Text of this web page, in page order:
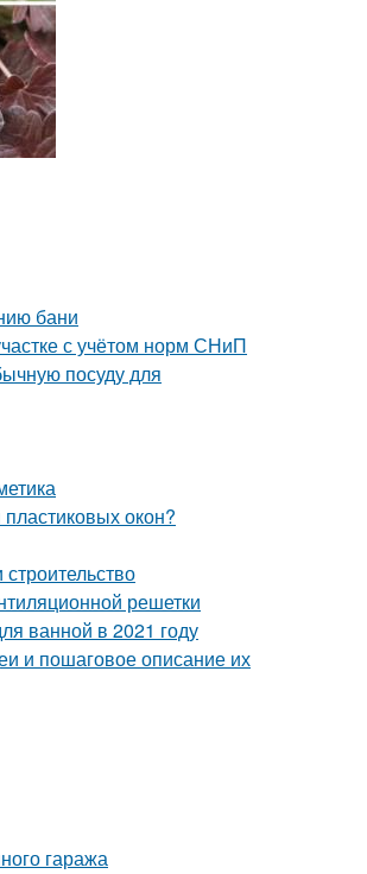
бани
с учётом норм СНиП
посуду для
окон?
решетки
ванной в 2021 году
и пошаговое описание их
гаража